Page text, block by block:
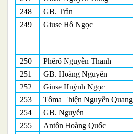
248
GB. Trần
249
Giuse Hồ Ngọc
250
Phêrô Nguyễn Thanh
251
GB. Hoàng Nguyên
252
Giuse Huỳnh Ngọc
253
Tôma Thiện Nguyễn Quang
254
GB. Nguyễn
255
Antôn Hoàng Quốc